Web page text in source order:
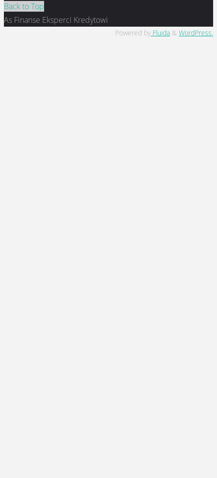
Back to Top
As Finanse Eksperci Kredytowi
Powered by Fluida & WordPress.